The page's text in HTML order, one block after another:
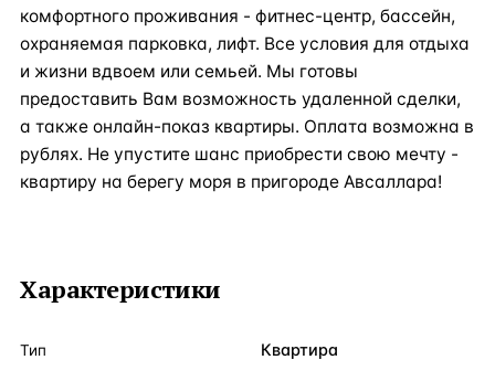
комфортного проживания - фитнес-центр, бассейн,
охраняемая парковка, лифт. Все условия для отдыха
и жизни вдвоем или семьей. Мы готовы
предоставить Вам возможность удаленной сделки,
а также онлайн-показ квартиры. Оплата возможна в
рублях. Не упустите шанс приобрести свою мечту -
квартиру на берегу моря в пригороде Авсаллара!
Характеристики
Тип Квартира